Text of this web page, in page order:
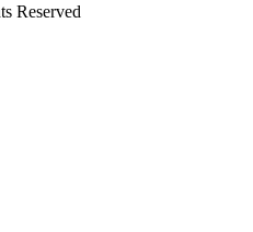
Reserved